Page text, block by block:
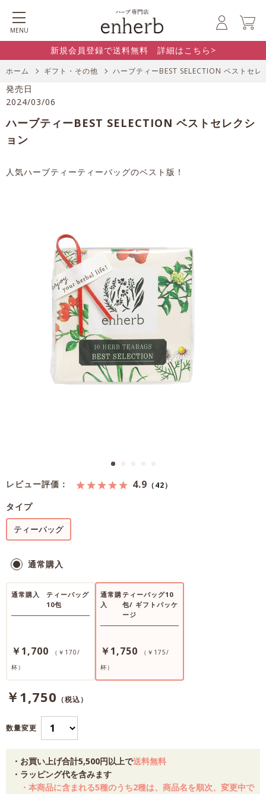
MENU
新規会員登録で送料無料 詳細はこちら>
ホーム ギフト・その他 ハーブティーBEST SELECTION ベストセレ
人気ハーブティーティーバッグのベスト版！
ハーブティーBEST SELECTION ベストセレクシ
ョン
レビュー評価： 4.9 （42）
タイプ
ティーバッグ
通常購入
通常購入
ティーバッグ
10包
￥1,700
（￥170/
杯）
通常購
入
ティーバッグ10
包/ ギフトパッケ
ージ
￥1,750
（￥175/
杯）
￥1,750 （税込）
数量変更
・お買い上げ合計5,500円以上で送料無料
・ラッピング代を含みます
・本商品に含まれる5種のうち2種は、商品名を順次、変更中で
発売日
2024/03/06